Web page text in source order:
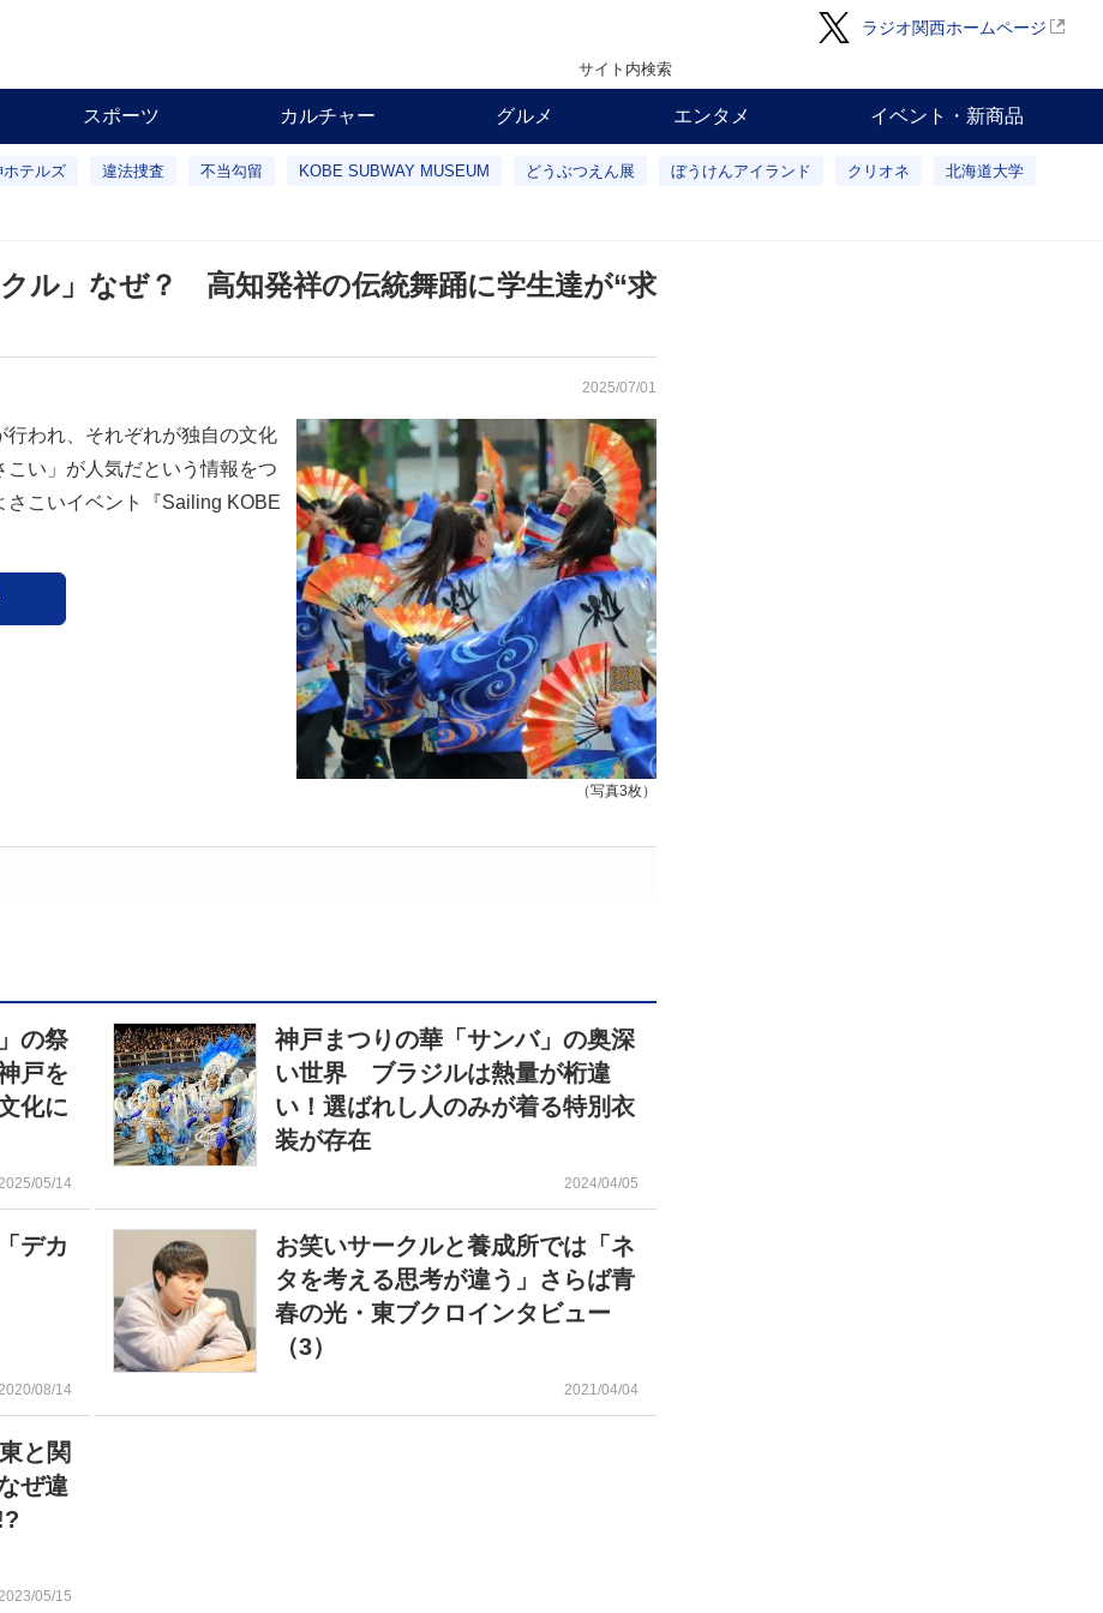
ラジオ関西ホームページ
サイト内検索
スポーツ カルチャー グルメ エンタメ イベント・新商品
ホテルズ 違法捜査 不当勾留 KOBE SUBWAY MUSEUM どうぶつえん展 ぼうけんアイランド クリオネ 北海道大学
ル」なぜ？ 高知発祥の伝統舞踊に学生達が“求
2025/07/01
（写真3枚）
われ、それぞれが独自の文化
い」が人気だという情報をつ
こいイベント『Sailing KOBE
の祭
戸を
化に
05/14
神戸まつりの華「サンバ」の奥深
い世界 ブラジルは熱量が桁違
い！選ばれし人のみが着る特別衣
装が存在
2024/04/05
デカ
08/14
お笑いサークルと養成所では「ネ
タを考える思考が違う」さらば青
春の光・東ブクロインタビュー
（3）
2021/04/04
と関
ぜ違
05/15